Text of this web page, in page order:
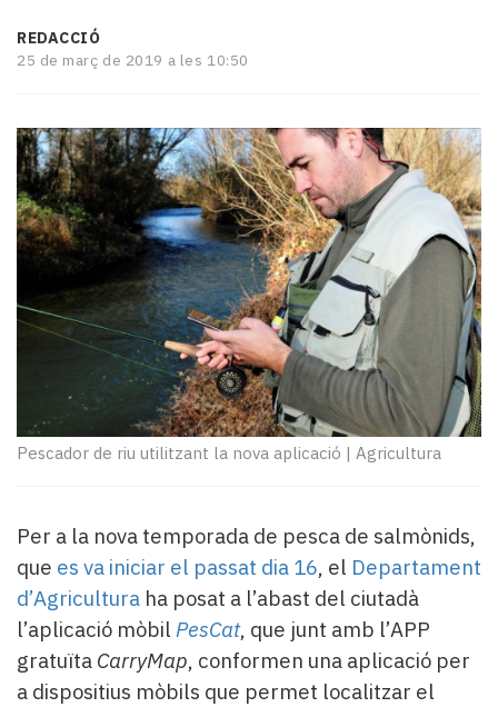
Esports
Mai
i
mitjans
El
temps
Reportatges
Entrevistes
Enquestes
A
escena!
la
Subscriptors
La
Pallars
Contingut
patrocinat
Lo
més
llegit...
Editorial
REDACCIÓ
25 de març de 2019 a les 10:50
Pescador de riu utilitzant la nova aplicació | Agricultura
Per a la nova temporada de pesca de salmònids,
que es va iniciar el passat dia 16, el Departament
d’Agricultura ha posat a l’abast del ciutadà
l’aplicació mòbil PesCat, que junt amb l’APP
gratuïta CarryMap, conformen una aplicació per
a dispositius mòbils que permet localitzar el